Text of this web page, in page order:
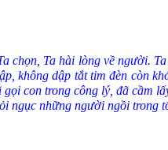
Ta hài lòng về người.
không dập tắt tim đèn còn
con trong công lý, đã cầm
ngục những người ngồi trong